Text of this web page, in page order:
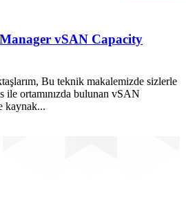
vSAN Capacity
Bu teknik makalemizde sizlerle
ortamınızda bulunan vSAN
kaynak...